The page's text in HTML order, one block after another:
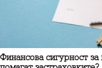
Финансова сигурност